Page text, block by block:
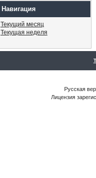
Навигация
Текущий месяц
Текущая неделя
Русская
Лицензия